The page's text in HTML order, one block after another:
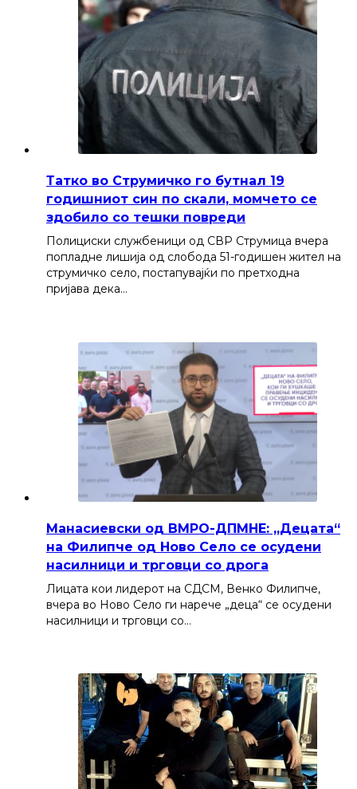
Татко во Струмичко го бутнал 19
годишниот син по скали, момчето се
здобило со тешки повреди
Полициски службеници од СВР Струмица вчера
попладне лишија од слобода 51-годишен жител на
струмичко село, постапувајќи по претходна
пријава дека…
Манасиевски од ВМРО-ДПМНЕ: „Децата“
на Филипче од Ново Село се осудени
насилници и трговци со дрога
Лицата кои лидерот на СДСМ, Венко Филипче,
вчера во Ново Село ги нарече „деца“ се осудени
насилници и трговци со…